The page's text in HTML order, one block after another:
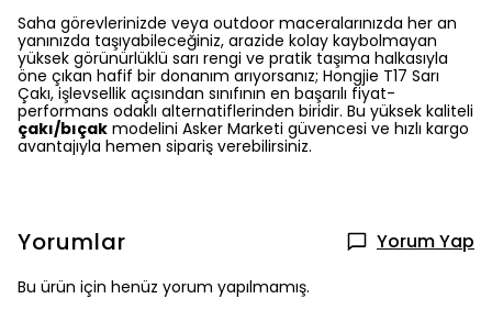
Saha görevlerinizde veya outdoor maceralarınızda her an
yanınızda taşıyabileceğiniz, arazide kolay kaybolmayan
yüksek görünürlüklü sarı rengi ve pratik taşıma halkasıyla
öne çıkan hafif bir donanım arıyorsanız; Hongjie T17 Sarı
Çakı, işlevsellik açısından sınıfının en başarılı fiyat-
performans odaklı alternatiflerinden biridir. Bu yüksek kaliteli
çakı/bıçak modelini Asker Marketi güvencesi ve hızlı kargo
avantajıyla hemen sipariş verebilirsiniz.
Yorumlar Yorum Yap
Bu ürün için henüz yorum yapılmamış.